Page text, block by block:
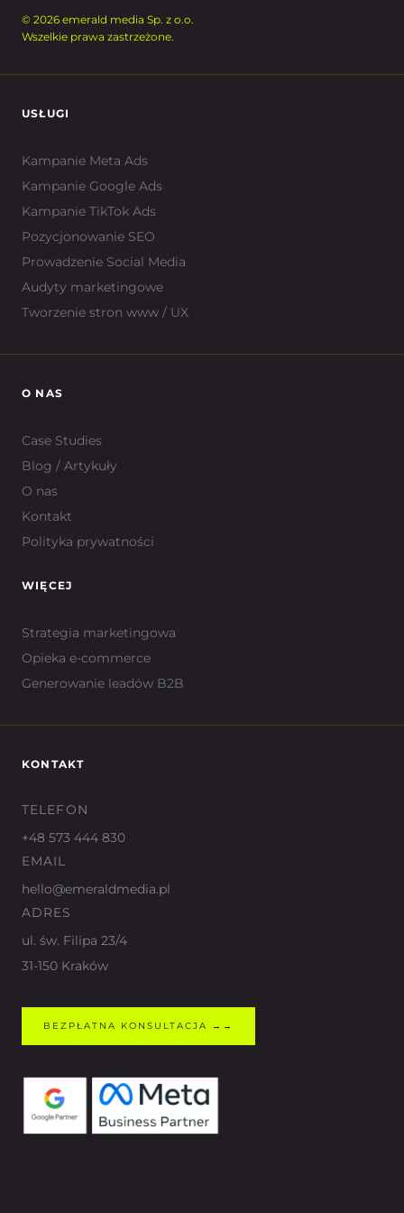
© 2026 emerald media Sp. z o.o.
Wszelkie prawa zastrzeżone.
USŁUGI
Kampanie Meta Ads
Kampanie Google Ads
Kampanie TikTok Ads
Pozycjonowanie SEO
Prowadzenie Social Media
Audyty marketingowe
Tworzenie stron www / UX
O NAS
Case Studies
Blog / Artykuły
O nas
Kontakt
Polityka prywatności
WIĘCEJ
Strategia marketingowa
Opieka e-commerce
Generowanie leadów B2B
KONTAKT
TELEFON
+48 573 444 830
EMAIL
hello@emeraldmedia.pl
ADRES
ul. św. Filipa 23/4
31-150 Kraków
BEZPŁATNA KONSULTACJA →